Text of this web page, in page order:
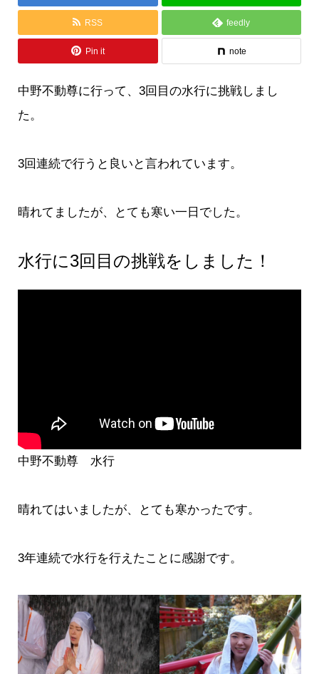
RSS feedly
Pin it note
中野不動尊に行って、3回目の水行に挑戦しまし
た。
3回連続で行うと良いと言われています。
晴れてましたが、とても寒い一日でした。
水行に3回目の挑戦をしました！
中野不動尊 水行
晴れてはいましたが、とても寒かったです。
3年連続で水行を行えたことに感謝です。